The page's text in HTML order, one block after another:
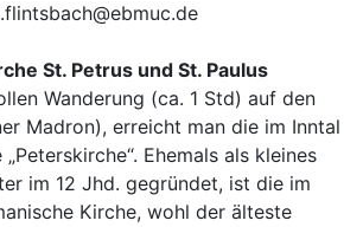
St. Petrus und St. Paulus
Wanderung (ca. 1 Std) auf den
Madron), erreicht man die im Inntal
Ehemals als kleines
im 12 Jhd. gegründet, ist die im
Kirche, wohl der älteste